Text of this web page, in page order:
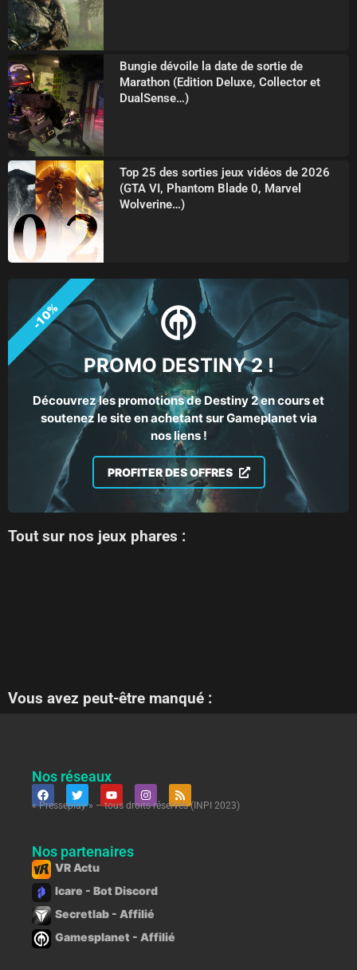
Bungie dévoile la date de sortie de
Marathon (Edition Deluxe, Collector et
DualSense…)
Top 25 des sorties jeux vidéos de 2026
(GTA VI, Phantom Blade 0, Marvel
Wolverine…)
PROMO DESTINY 2 !
Découvrez les promotions de Destiny 2 en cours et
soutenez le site en achetant sur Gameplanet via
nos liens !
PROFITER DES OFFRES
-10%
Tout sur nos jeux phares :
Vous avez peut-être manqué :
Nos réseaux
« Presseplay » – tous droits réservés (INPI 2023)
Nos partenaires
VR Actu
Icare - Bot Discord
Secretlab - Affilié
Gamesplanet - Affilié